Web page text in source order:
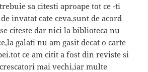
sa citesti aproape tot ce -ti
invatat cate ceva.sunt de acord
citeste dar nici la biblioteca nu
galati nu am gasit decat o carte
ce am citit a fost din reviste si
mai vechi,iar multe